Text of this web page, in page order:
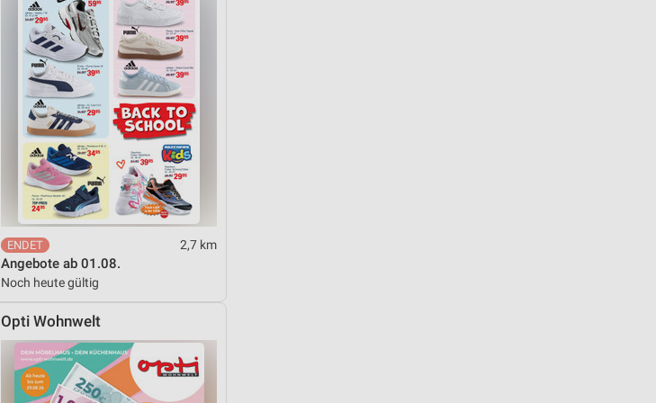
2,7 km
Angebote ab 01.08.
Noch heute gültig
Opti Wohnwelt